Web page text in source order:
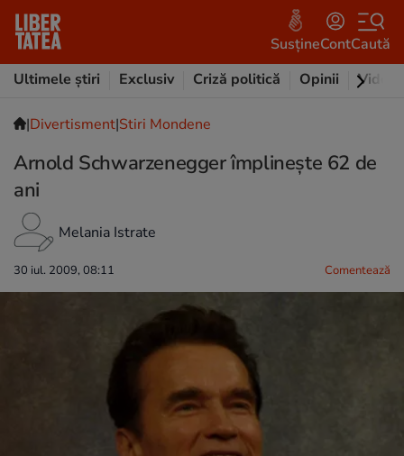
SusțineContCaută
Ultimele știri
Exclusiv Criză politică Opinii Video
|Divertisment|Stiri Mondene
Arnold Schwarzenegger împlineşte 62 de
ani
Melania Istrate
30 iul. 2009, 08:11 Comentează